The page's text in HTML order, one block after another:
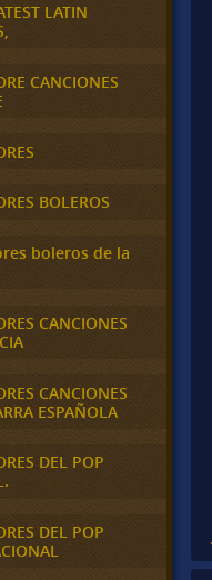
LATIN
CANCIONES
BOLEROS
boleros de la
CANCIONES
CANCIONES
ESPAÑOLA
DEL POP
DEL POP